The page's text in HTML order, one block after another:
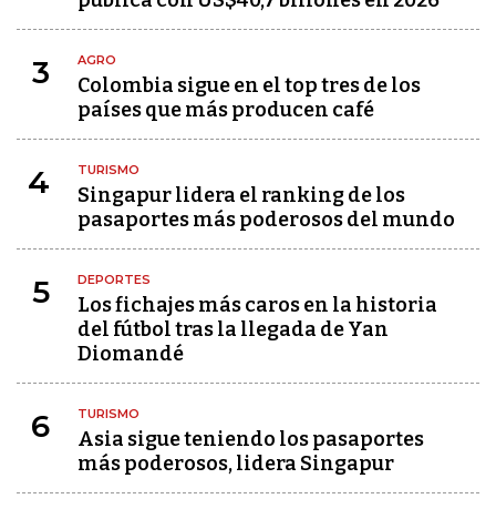
3 AGRO
Colombia sigue en el top tres de los
países que más producen café
4 TURISMO
Singapur lidera el ranking de los
pasaportes más poderosos del mundo
5 DEPORTES
Los fichajes más caros en la historia
del fútbol tras la llegada de Yan
Diomandé
6 TURISMO
Asia sigue teniendo los pasaportes
más poderosos, lidera Singapur